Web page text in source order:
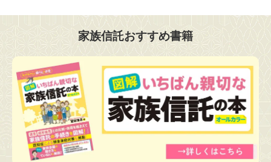
家族信託おすすめ書籍